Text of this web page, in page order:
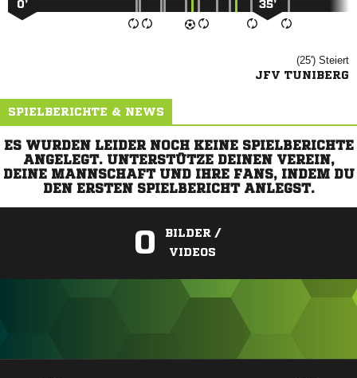
0’ 35’
(25') 
JFV TUNIBERG
SPIELBERICHTE & NEWS
ES WURDEN LEIDER NOCH KEINE SPIELBERICHTE
ANGELEGT. UNTERSTÜTZE DEINEN VEREIN,
DEINE MANNSCHAFT UND IHRE FANS, INDEM DU
DEN ERSTEN SPIELBERICHT ANLEGST.
0
BILDER /
VIDEOS